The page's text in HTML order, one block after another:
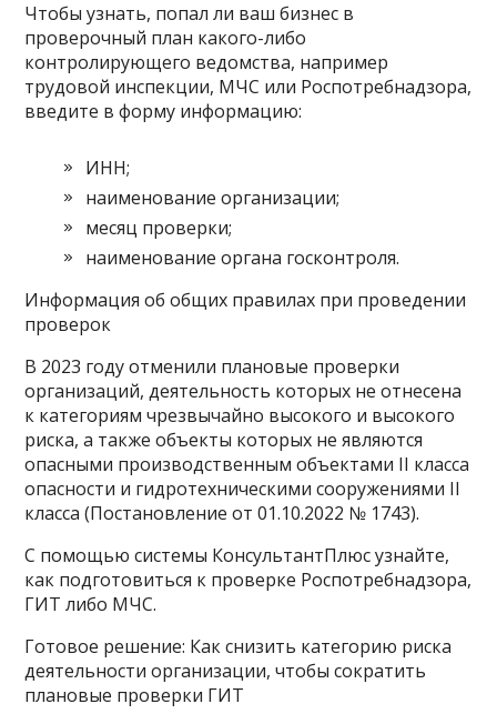
Чтобы узнать, попал ли ваш бизнес в
проверочный план какого-либо
контролирующего ведомства, например
трудовой инспекции, МЧС или Роспотребнадзора,
введите в форму информацию:
ИНН;
наименование организации;
месяц проверки;
наименование органа госконтроля.
Информация об общих правилах при проведении
проверок
В 2023 году отменили плановые проверки
организаций, деятельность которых не отнесена
к категориям чрезвычайно высокого и высокого
риска, а также объекты которых не являются
опасными производственным объектами II класса
опасности и гидротехническими сооружениями II
класса (Постановление от 01.10.2022 № 1743).
С помощью системы КонсультантПлюс узнайте,
как подготовиться к проверке Роспотребнадзора,
ГИТ либо МЧС.
Готовое решение: Как снизить категорию риска
деятельности организации, чтобы сократить
плановые проверки ГИТ